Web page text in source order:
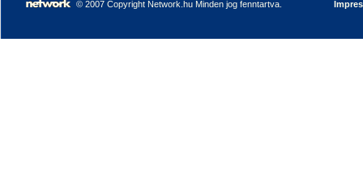
© 2007 Copyright Network.hu Minden jog fenntartva.